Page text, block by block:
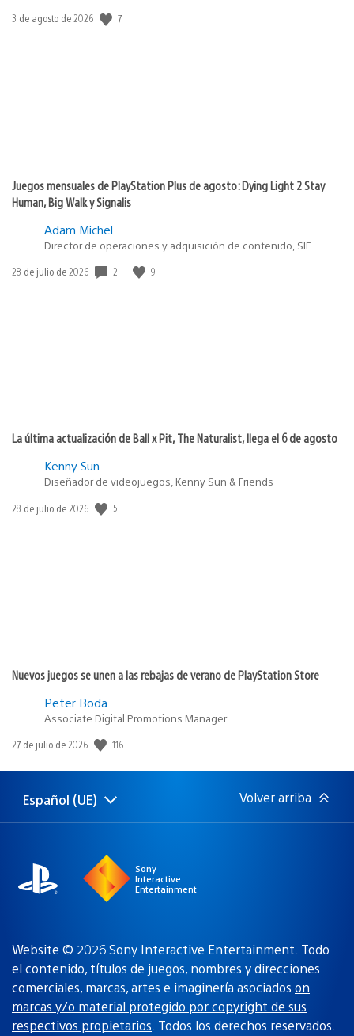
Fecha
3 de agosto de 2026 7
Juegos mensuales de PlayStation Plus de agosto: Dying Light 2 Stay
Human, Big Walk y Signalis
Adam Michel
Director de operaciones y adquisición de contenido, SIE
Fecha
28 de julio de 2026 2 9
La última actualización de Ball x Pit, The Naturalist, llega el 6 de agosto
Kenny Sun
Diseñador de videojuegos, Kenny Sun & Friends
Fecha
28 de julio de 2026 5
Nuevos juegos se unen a las rebajas de verano de PlayStation Store
Peter Boda
Associate Digital Promotions Manager
Fecha
publicación:
27 de julio de 2026 116
Selecciona
Región
Español (UE) Volver arriba
Sony
Interactive
Entertainment
Website © 2026 Sony Interactive Entertainment. Todo
el contenido, títulos de juegos, nombres y direcciones
comerciales, marcas, artes e imaginería asociados on
marcas y/o material protegido por copyright de sus
respectivos propietarios. Todos los derechos reservados.